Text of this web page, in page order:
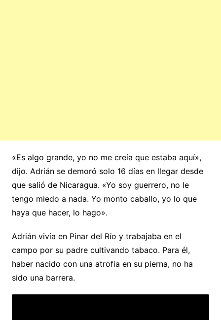
«Es algo grande, yo no me creía que estaba aquí»,
dijo. Adrián se demoró solo 16 días en llegar desde
que salió de Nicaragua. «Yo soy guerrero, no le
tengo miedo a nada. Yo monto caballo, yo lo que
haya que hacer, lo hago».
Adrián vivía en Pinar del Río y trabajaba en el
campo por su padre cultivando tabaco. Para él,
haber nacido con una atrofia en su pierna, no ha
sido una barrera.